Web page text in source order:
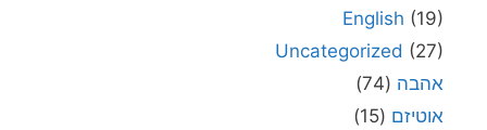
English (19)
Uncategorized (27)
אהבה (74)
אוטיזם (15)